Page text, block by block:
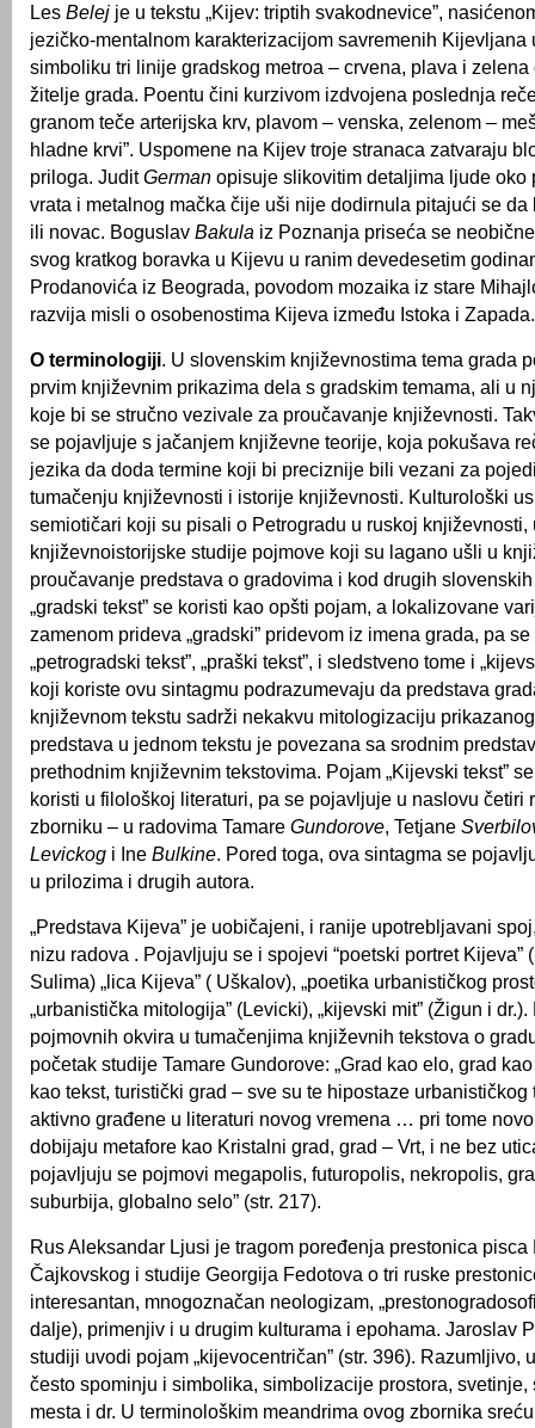
Les Belej je u tekstu „Kijev: triptih svakodnevice”,
jezičko-mentalnom karakterizacijom savremenih Kijevljana
simboliku tri linije gradskog metroa – crvena, plava i
žitelje grada. Poentu čini kurzivom izdvojena poslednja
granom teče arterijska krv, plavom – venska, zelenom –
hladne krvi”. Uspomene na Kijev troje stranaca zatvaraju
priloga. JuditGerman opisuje slikovitim detaljima ljude oko
vrata i metalnog mačka čije uši nije dodirnula pitajući se da
ili novac. Boguslav Bakula iz Poznanja priseća se
svog kratkog boravka u Kijevu u ranim devedesetim
Prodanovića iz Beograda, povodom mozaika iz stare
razvija misli o osobenostima Kijeva između Istoka i Zapada.
O terminologiji. U slovenskim književnostima tema grada
prvim književnim prikazima dela s gradskim temama, ali u
koje bi se stručno vezivale za proučavanje književnosti.
se pojavljuje s jačanjem književne teorije, koja pokušava
jezika da doda termine koji bi preciznije bili vezani za
tumačenju književnosti i istorije književnosti. Kulturološki
semiotičari koji su pisali o Petrogradu u ruskoj književnosti,
književnoistorijske studije pojmove koji su lagano ušli u
proučavanje predstava o gradovima i kod drugih
„gradski tekst” se koristi kao opšti pojam, a lokalizovane
zamenom prideva „gradski” pridevom iz imena grada, pa
„petrogradski tekst”, „praški tekst”, i sledstveno tome i
koji koriste ovu sintagmu podrazumevaju da predstava
književnom tekstu sadrži nekakvu mitologizaciju
predstava u jednom tekstu je povezana sa srodnim
prethodnim književnim tekstovima. Pojam „Kijevski tekst”
koristi u filološkoj literaturi, pa se pojavljuje u naslovu četiri
zborniku – u radovima Tamare Gundorove, Tetjane
Levickog i Ine Bulkine. Pored toga, ova sintagma se
u prilozima i drugih autora.
„Predstava Kijeva” je uobičajeni, i ranije upotrebljavani
nizu radova . Pojavljuju se i spojevi “poetski portret Kijeva”
Sulima) „lica Kijeva” ( Uškalov), „poetika urbanističkog
„urbanistička mitologija” (Levicki), „kijevski mit” (Žigun i
pojmovnih okvira u tumačenjima književnih tekstova o
početak studije Tamare Gundorove: „Grad kao elo, grad
kao tekst, turistički grad – sve su te hipostaze
aktivno građene u literaturi novog vremena … pri tome
dobijaju metafore kao Kristalni grad, grad – Vrt, i ne bez
pojavljuju se pojmovi megapolis, futuropolis, nekropolis,
suburbija, globalno selo” (str. 217).
Rus Aleksandar Ljusi je tragom poređenja prestonica pisca
Čajkovskog i studije Georgija Fedotova o tri ruske
interesantan, mnogoznačan neologizam,
dalje), primenjiv i u drugim kulturama i epohama. Jaroslav
studiji uvodi pojam „kijevocentričan” (str. 396). Razumljivo,
često spominju i simbolika, simbolizacije prostora, svetinje,
mesta i dr. U terminološkim meandrima ovog zbornika